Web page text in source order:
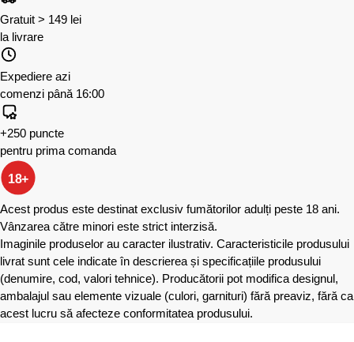
Gratuit > 149 lei
la livrare
Expediere azi
comenzi până 16:00
+250 puncte
pentru prima comanda
18+
Acest produs este destinat exclusiv fumătorilor adulți peste 18 ani.
Vânzarea către minori este strict interzisă.
Imaginile produselor au caracter ilustrativ. Caracteristicile produsului
livrat sunt cele indicate în descrierea și specificațiile produsului
(denumire, cod, valori tehnice). Producătorii pot modifica designul,
ambalajul sau elemente vizuale (culori, garnituri) fără preaviz, fără ca
acest lucru să afecteze conformitatea produsului.